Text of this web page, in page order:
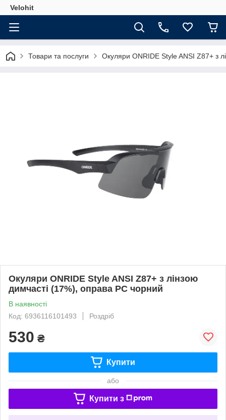
Velohit
Товари та послуги Окуляри ONRIDE Style ANSI Z87+ з
Окуляри ONRIDE Style ANSI Z87+ з лінзою
димчасті (17%), оправа РС чорний
В наявності
Код: 6936116101493
Роздріб
530 ₴
Купити
або
Купити з